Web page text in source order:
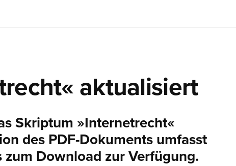
aktualisiert
Skriptum »Internetrecht«
des PDF-Dokuments umfasst
Download zur Verfügung.